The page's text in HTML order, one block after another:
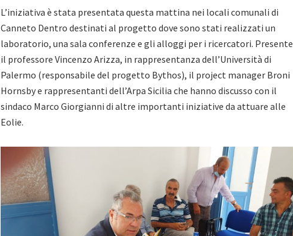
L’iniziativa è stata presentata questa mattina nei locali comunali di
Canneto Dentro destinati al progetto dove sono stati realizzati un
laboratorio, una sala conferenze e gli alloggi per i ricercatori. Presente
il professore Vincenzo Arizza, in rappresentanza dell’Università di
Palermo (responsabile del progetto Bythos), il project manager Broni
Hornsby e rappresentanti dell’Arpa Sicilia che hanno discusso con il
sindaco Marco Giorgianni di altre importanti iniziative da attuare alle
Eolie.